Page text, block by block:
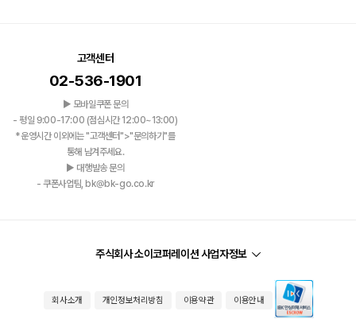
고객센터
02-536-1901
▶ 모바일쿠폰 문의
- 평일 9:00-17:00 (점심시간 12:00~13:00)
*운영시간 이외에는 "고객센터">"문의하기"를
통해 남겨주세요.
▶ 대행발송 문의
- 쿠폰사업팀, bk@bk-go.co.kr
주식회사 소이코퍼레이션 사업자정보
회사소개 개인정보처리방침 이용약관 이용안내